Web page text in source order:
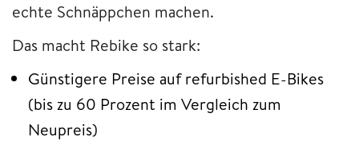
echte Schnäppchen machen.
Das macht Rebike so stark:
Günstigere Preise auf refurbished E-Bikes
(bis zu 60 Prozent im Vergleich zum
Neupreis)